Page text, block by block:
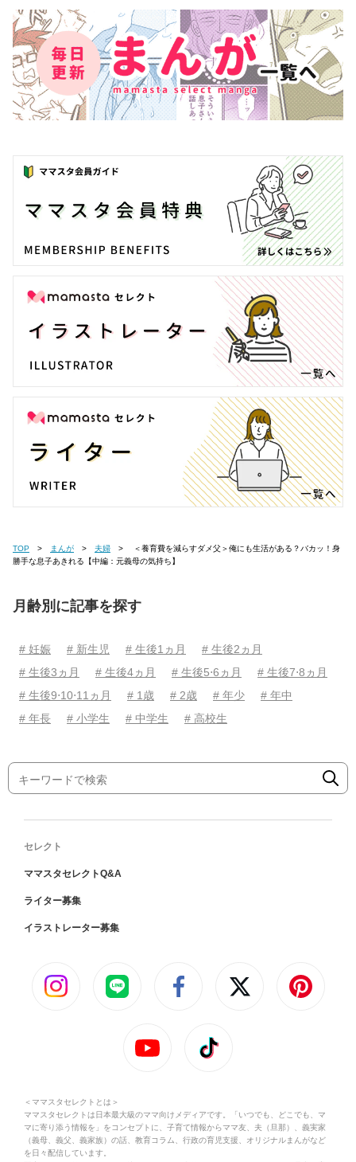
TOP まんが 夫婦
勝手な息子あきれる【中編：元義母の気持ち】
月齢別に記事を探す
# 妊娠 # 新生児 # 生後1ヵ月
# 生後2ヵ月
# 生後3ヵ月
# 生後4ヵ月 # 生後5⋅6ヵ月
# 生後7⋅8ヵ月
# 生後9⋅10⋅11ヵ月
# 1歳 # 2歳 # 年少
# 年中
# 年長
# 小学生 # 中学生 # 高校生
セレクト
ママスタセレクトQ&A
ライター募集
イラストレーター募集
＜ママスタセレクトとは＞
ママスタセレクトは日本最大級のママ向けメディアです。「いつでも、どこでも、マ
マに寄り添う情報を」をコンセプトに、子育て情報からママ友、夫（旦那）、義実家
（義母、義父、義家族）の話、教育コラム、行政の育児支援、オリジナルまんがなど
を日々配信しています。